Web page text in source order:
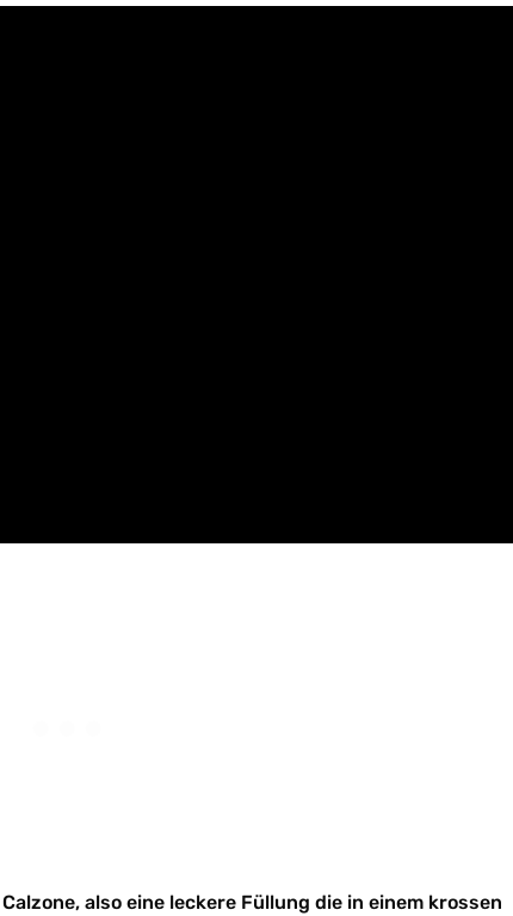
also eine leckere Füllung die in einem krossen